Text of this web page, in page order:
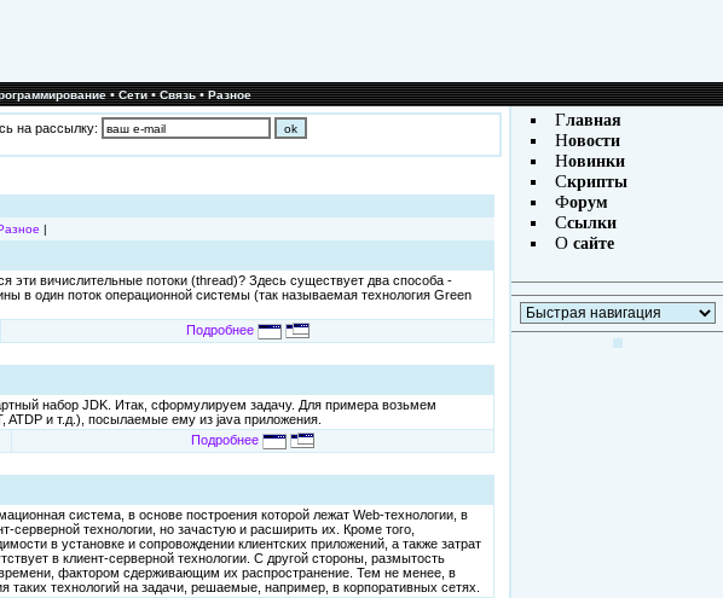
•Сети•Связь•Разное
на рассылку:
|
эти вичислительные потоки (thread)? Здесь существует два способа -
в один поток операционной системы (так называемая технология Green
Подробнее
набор JDK. Итак, сформулируем задачу. Для примера возьмем
и т.д.), посылаемые ему из java приложения.
Подробнее
система, в основе построения которой лежат Web-технологии, в
серверной технологии, но зачастую и расширить их. Кроме того,
в установке и сопровождении клиентских приложений, а также затрат
в клиент-серверной технологии. С другой стороны, размытость
времени, фактором сдерживающим их распространение. Тем не менее, в
технологий на задачи, решаемые, например, в корпоративных сетях.
Главная
Новости
Новинки
Скрипты
Форум
Ссылки
Осайте